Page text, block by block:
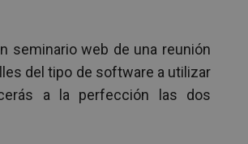
seminario web de una reunión
del tipo de software a utilizar
a la perfección las dos